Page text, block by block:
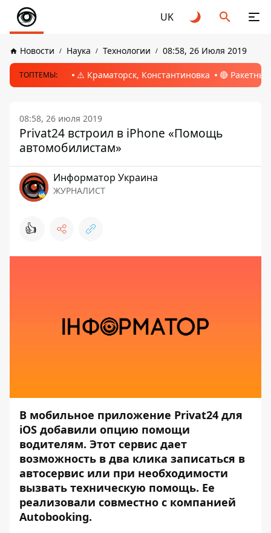
UK
Новости Наука Технологии 08:58, 26 Июля 2019
ТОПТЕМЫ: ⚠️ Краматорск, Константиновка 🔴
08:58, 26 июля 2019
Privat24 встроил в iPhone «Помощь
автомобилистам»
Информатор Украина
ЖУРНАЛИСТ
👍
В мобильное приложение Privat24 для
iOS добавили опцию помощи
водителям. Этот сервис дает
возможность в два клика записаться в
автосервис или при необходимости
вызвать техническую помощь. Ее
реализовали совместно с компанией
Autobooking.